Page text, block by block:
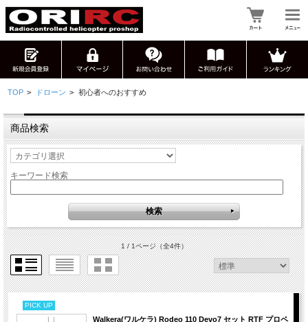
TOP > ドローン > 初心者へのおすすめ
商品検索
キーワード検索
1 / 1ページ（全4件）
PICK UP
Walkera(ワルケラ) Rodeo 110 Devo7 セット RTF プロペ